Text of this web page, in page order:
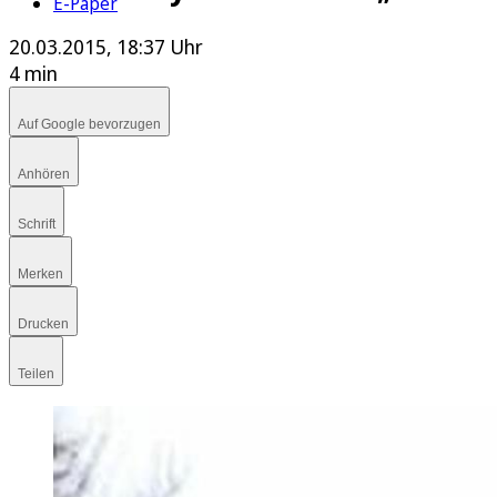
20.03.2015, 18:37 Uhr
4 min
Auf Google bevorzugen
Anhören
Schrift
Merken
Drucken
Teilen